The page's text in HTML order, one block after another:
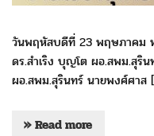
วันพฤหัสบดีที่ 23 พฤษภาคม
ดร.สำเริง บุญโต ผอ.สพม.สุริ
ผอ.สพม.สุรินทร์ นายพงศ์ศาส
» Read more